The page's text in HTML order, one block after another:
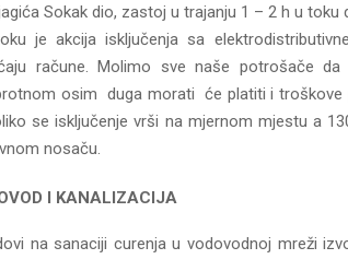
Sokak dio, zastoj u trajanju 1 – 2 h u toku
je akcija isključenja sa
račune. Molimo sve naše potrošače
osim duga morati će platiti i troškove
se isključenje vrši na mjernom mjestu a
nosaču.
I KANALIZACIJA
na sanaciji curenja u vodovodnoj mreži